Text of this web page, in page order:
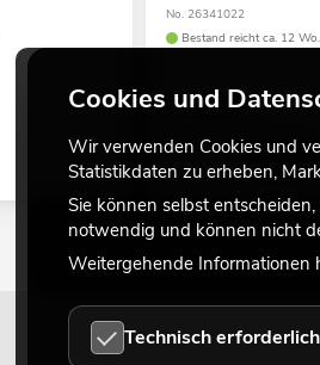
No. 26341022
Bestand reicht ca. 12 Wo.
129,00€
Cookies und
Wir verwenden Cookies und
Statistikdaten zu erheben,
Sie können selbst
notwendig und können nicht
Weitergehende Informationen
Technisch erforderlich